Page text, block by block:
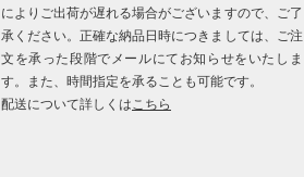
によりご出荷が遅れる場合がございますので、ご了
承ください。正確な納品日時につきましては、ご注
文を承った段階でメールにてお知らせをいたしま
す。また、時間指定を承ることも可能です。
配送について詳しくはこちら